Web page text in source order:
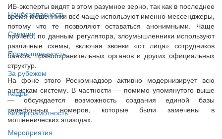
Нацбезопасность
Санкции
Промышленность
За рубежом
Кадры
Киберграмотность
Мероприятия
ИБ-эксперты видят в этом разумное зерно, так как в последнее
время мошенники всё чаще используют именно мессенджеры,
потому что те позволяют оставаться анонимными. Чаще
прочего, по данным регулятора, злоумышленники используют
различные схемы, включая звонки «от лица» сотрудников
банков, правоохранительных органов и других официальных
структур.
На фоне этого Роскомнадзор активно модернизирует всю
антискам-систему. В частности — помимо упомянутого выше
— обсуждается возможность создания единой базы
телефонных номеров, которые были замечены в
мошеннических эпизодах.